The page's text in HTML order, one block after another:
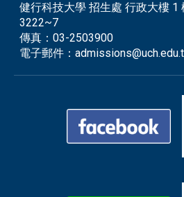
健行科技大學 招生處 行政大樓 1
3222~7
傳真：03-2503900
電子郵件：